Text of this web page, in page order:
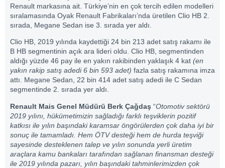
Renault markasına ait. Türkiye’nin en çok tercih edilen modelleri
sıralamasında Oyak Renault Fabrikaları’nda üretilen Clio HB 2.
sırada, Megane Sedan ise 3. sırada yer aldı.
Clio HB, 2019 yılında kaydettiği 24 bin 213 adet satış rakamı ile
B HB segmentinin açık ara lideri oldu. Clio HB, segmentinden
aldığı yüzde 46 pay ile en yakın rakibinden yaklaşık 4 kat (en
yakın rakip satış adedi 6 bin 593 adet) fazla satış rakamına imza
attı. Megane Sedan, 22 bin 414 adet satış adedi ile C Sedan
segmentinde 2. sırada yer aldı.
Renault Mais Genel Müdürü Berk Çağdaş “Otomotiv sektörü
2019 yılını, hükümetimizin sağladığı farklı teşviklerin pozitif
katkısı ile yılın başındaki karamsar öngörülerden çok daha iyi bir
sonuç ile tamamladı. Hem ÖTV desteği hem de hurda teşviği
sayesinde desteklenen talep ve yılın sonunda yerli üretim
araçlara kamu bankaları tarafından sağlanan finansman desteği
ile 2019 yılında pazarı, yılın başındaki tahminlerimizden çok